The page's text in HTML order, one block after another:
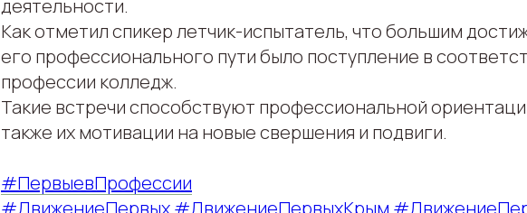
деятельности.
Как отметил спикер летчик-испытатель, что большим
его профессионального пути было поступление в
профессии колледж.
Такие встречи способствуют профессиональной
также их мотивации на новые свершения и подвиги.
#ПервыевПрофессии
#ДвижениеПервых#ДвижениеПервыхКрым